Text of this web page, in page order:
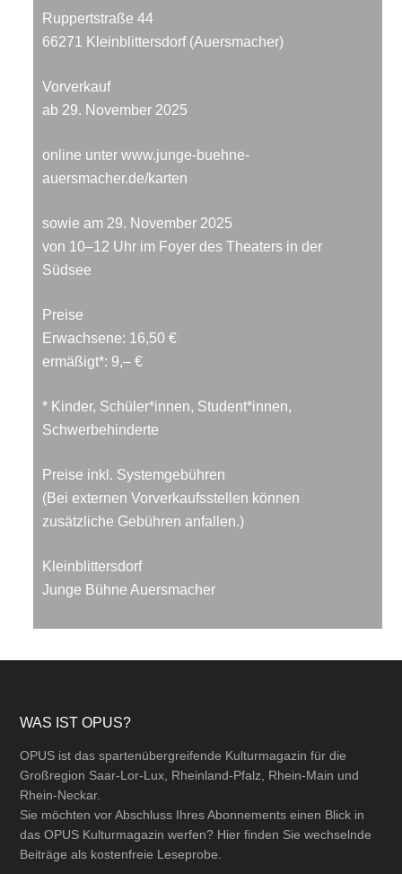
Ruppertstraße 44
66271 Kleinblittersdorf (Auersmacher)
Vorverkauf
ab 29. November 2025
online unterwww.junge-buehne-
auersmacher.de/karten
sowie am 29. November 2025
von 10–12 Uhr im Foyer des Theaters in der
Südsee
Preise
Erwachsene: 16,50 €
ermäßigt*: 9,– €
* Kinder, Schüler*innen, Student*innen,
Schwerbehinderte
Preise inkl. Systemgebühren
(Bei externen Vorverkaufsstellen können
zusätzliche Gebühren anfallen.)
Kleinblittersdorf
Junge Bühne Auersmacher
Footer
WAS IST OPUS?
OPUS ist das spartenübergreifende Kulturmagazin für die
Großregion Saar-Lor-Lux, Rheinland-Pfalz, Rhein-Main und
Rhein-Neckar.
Sie möchten vor Abschluss Ihres Abonnements einen Blick in
das OPUS Kulturmagazin werfen? Hier finden Sie wechselnde
Beiträge als kostenfreie Leseprobe.